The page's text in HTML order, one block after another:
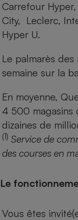
Carrefour
City, Leclerc,
Hyper U.
Le palmarès
semaine sur la
En moyenne,
4 500 magasins
dizaines de
(1) Service de
des courses en
Le
Vous êtes